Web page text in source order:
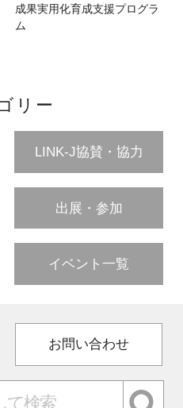
成果実用化育成支援プログラ
ム
リー
LINK-J協賛・協力
出展・参加
イベント一覧
お問い合わせ